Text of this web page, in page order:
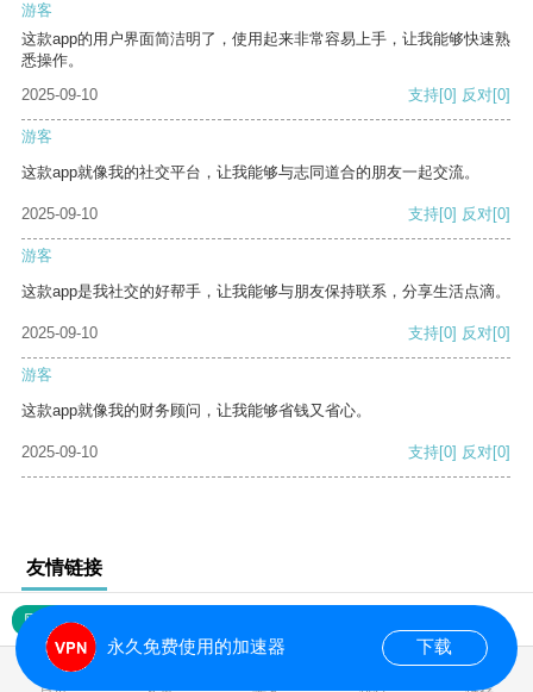
游客
这款app的用户界面简洁明了，使用起来非常容易上手，让我能够快速熟
悉操作。
2025-09-10
支持[0] 反对[0]
游客
这款app就像我的社交平台，让我能够与志同道合的朋友一起交流。
2025-09-10 支持[0] 反对[0]
游客
这款app是我社交的好帮手，让我能够与朋友保持联系，分享生活点滴。
2025-09-10 支持[0] 反对[0]
游客
这款app就像我的财务顾问，让我能够省钱又省心。
2025-09-10 支持[0] 反对[0]
友情链接
网站地图
永久免费使用的加速器 下载